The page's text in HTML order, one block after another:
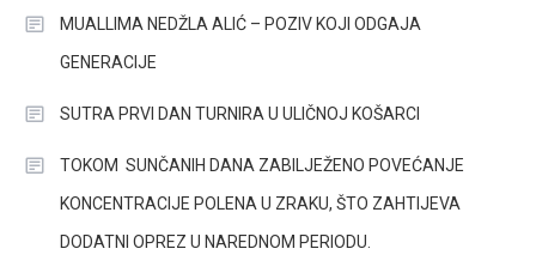
MUALLIMA NEDŽLA ALIĆ – POZIV KOJI ODGAJA
GENERACIJE
SUTRA PRVI DAN TURNIRA U ULIČNOJ KOŠARCI
TOKOM SUNČANIH DANA ZABILJEŽENO POVEĆANJE
KONCENTRACIJE POLENA U ZRAKU, ŠTO ZAHTIJEVA
DODATNI OPREZ U NAREDNOM PERIODU.